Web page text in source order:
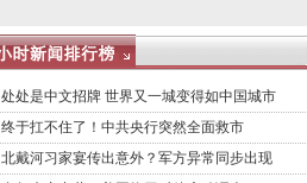
处处是中文招牌 世界又一城变得如中国城市
终于扛不住了！中共央行突然全面救市
北戴河习家宴传出意外？军方异常同步出现